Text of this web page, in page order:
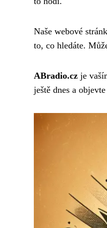
Naše webové
to, co hledáte.
ABradio.cz je
ještě dnes a